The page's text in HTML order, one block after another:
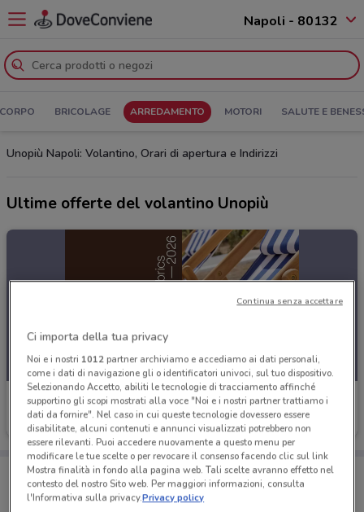
Napoli - 80132
BRICOLAGE ARREDAMENTO MOTORI SALUTE E
Unopiù Napoli: Volantino, Orari di apertura e Indirizzi
Ultime offerte del volantino Unopiù
Unopiù
Scade il 31/12
Porta DoveConviene sempre con te!
Puoi trovare le migliori offerte dei negozi vicino a te,
salvarle e creare la tua lista del risparmio, comodamente
Ci importa della tua privacy
Noi e i nostri 1012partner archiviamo e accediamo ai dati personali,
come i dati di navigazione gli o identificatori univoci, sul tuo dispositivo.
Selezionando Accetto, abiliti le tecnologie di tracciamento affinché
supportino gli scopi mostrati alla voce "Noi e i nostri partner trattiamo i
dati da fornire". Nel caso in cui queste tecnologie dovessero essere
disabilitate, alcuni contenuti e annunci visualizzati potrebbero non
essere rilevanti. Puoi accedere nuovamente a questo menu per
modificare le tue scelte o per revocare il consenso facendo clic sul link
Mostra finalità in fondo alla pagina web. Tali scelte avranno effetto nel
contesto del nostro Sito web. Per maggiori informazioni, consulta
l'Informativa sulla privacy.Privacy policy
Continua senza accettare